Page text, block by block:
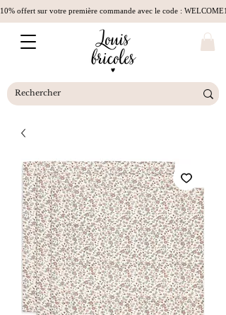
10% offert sur votre première commande avec le code :